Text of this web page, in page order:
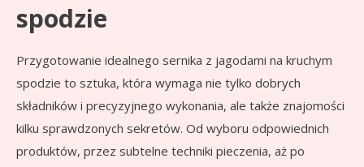
spodzie
Przygotowanie idealnego sernika z jagodami na kruchym
spodzie to sztuka, która wymaga nie tylko dobrych
składników i precyzyjnego wykonania, ale także znajomości
kilku sprawdzonych sekretów. Od wyboru odpowiednich
produktów, przez subtelne techniki pieczenia, aż po